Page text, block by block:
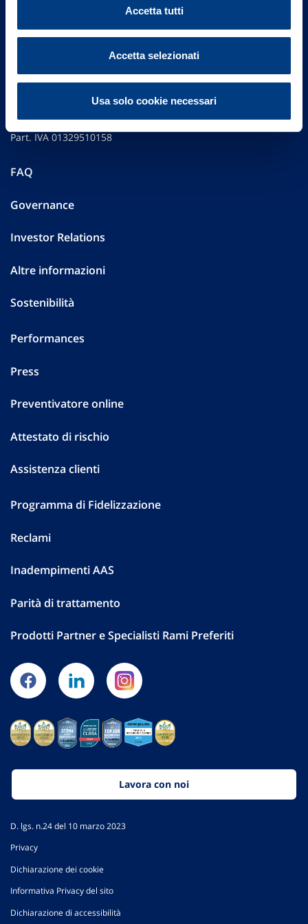
Accetta tutti
Accetta selezionati
Usa solo cookie necessari
Via Ignazio Gardella, 2
20149 Milano
Part. IVA 01329510158
FAQ
Governance
Investor Relations
Altre informazioni
Sostenibilità
Performances
Press
Preventivatore online
Attestato di rischio
Assistenza clienti
Programma di Fidelizzazione
Reclami
Inadempimenti AAS
Parità di trattamento
Prodotti Partner e Specialisti Rami Preferiti
Lavora con noi
D. lgs. n.24 del 10 marzo 2023
Privacy
Dichiarazione dei cookie
Informativa Privacy del sito
Dichiarazione di accessibilità